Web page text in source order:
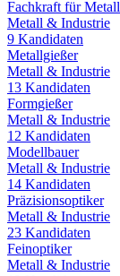
Fachkraft für
Metall & Industrie
9 Kandidaten
Metallgießer
Metall & Industrie
13 Kandidaten
Formgießer
Metall & Industrie
12 Kandidaten
Modellbauer
Metall & Industrie
14 Kandidaten
Präzisionsoptiker
Metall & Industrie
23 Kandidaten
Feinoptiker
Metall & Industrie